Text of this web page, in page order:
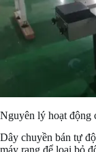
Nguyên lý hoạt động
Dây chuyền bán tự